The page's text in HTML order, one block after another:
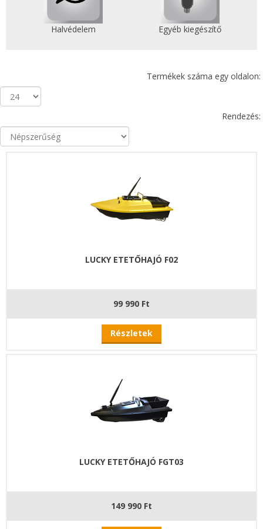
Halvédelem Egyéb kiegészítő
Termékek száma egy oldalon:
Rendezés:
LUCKY ETETŐHAJÓ F02
99 990 Ft
Részletek
LUCKY ETETŐHAJÓ FGT03
149 990 Ft